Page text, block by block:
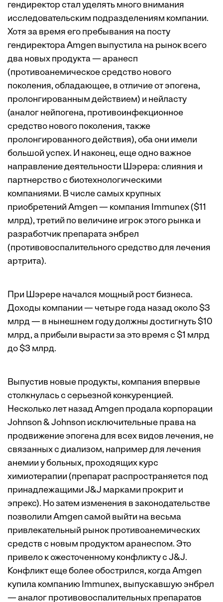
гендиректор стал уделять много внимания
исследовательским подразделениям компании.
Хотя за время его пребывания на посту
гендиректора Amgen выпустила на рынок всего
два новых продукта — аранесп
(противоанемическое средство нового
поколения, обладающее, в отличие от эпогена,
пролонгированным действием) и нейласту
(аналог нейпогена, противоинфекционное
средство нового поколения, также
пролонгированного действия), оба они имели
большой успех. И наконец, еще одно важное
направление деятельности Шэрера: слияния и
партнерство с биотехнологическими
компаниями. В числе самых крупных
приобретений Amgen — компания Immunex ($11
млрд), третий по величине игрок этого рынка и
разработчик препарата энбрел
(противовоспалительного средство для лечения
артрита).
При Шэрере начался мощный рост бизнеса.
Доходы компании — четыре года назад около $3
млрд — в нынешнем году должны достигнуть $10
млрд, а прибыли вырасти за это время с $1 млрд
до $3 млрд.
Выпустив новые продукты, компания впервые
столкнулась с серьезной конкуренцией.
Несколько лет назад Amgen продала корпорации
Johnson & Johnson исключительные права на
продвижение эпогена для всех видов лечения, не
связанных с диализом, например для лечения
анемии у больных, проходящих курс
химиотерапии (препарат распространяется под
принадлежащими J&J марками прокрит и
эпрекс). Но затем изменения в законодательстве
позволили Amgen самой выйти на весьма
привлекательный рынок противоанемических
средств с новым продуктом аранеспом. Это
привело к ожесточенному конфликту с J&J.
Конфликт еще более обострился, когда Amgen
купила компанию Immunex, выпускавшую энбрел
— аналог противовоспалительных препаратов